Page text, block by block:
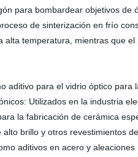
para bombardear objetivos
de sinterización en frío
alta temperatura, mientras que
aditivo para el vidrio óptico
Utilizados en la industria
la fabricación de cerámica
brillo y otros revestimientos
aditivos en acero y